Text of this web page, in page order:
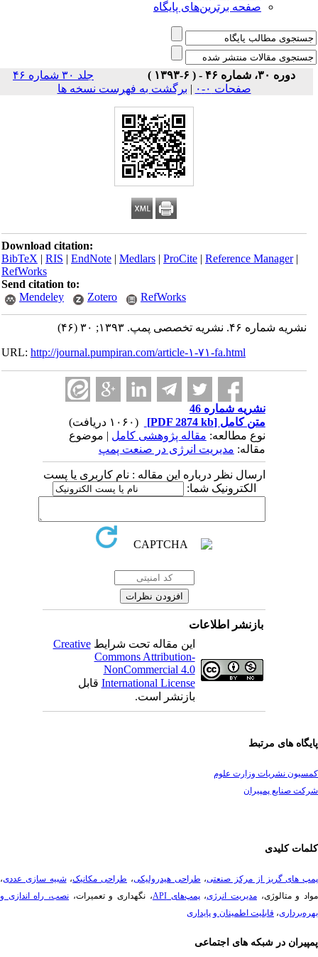
صفحه برترین‌های پایگاه
دوره ۳۰، شماره ۴۶ - ( ۶-۱۳۹۳ )
جلد ۳۰ شماره ۴۶
صفحات ۰-۰
| برگشت به فهرست نسخه ها
Download citation:
BibTeX|RIS|EndNote|Medlars|ProCite|Reference Manager
RefWorks
Send citation to:
Mendeley
Zotero RefWorks
نشریه شماره ۴۶. نشریه تخصصی پمپ. ۱۳۹۳; ۳۰ (۴۶)
URL:http://journal.pumpiran.com/article-۱-۷۱-fa.html
نشریه شماره 46
متن کامل[PDF 2874 kb]
نوع مطالعه:مقاله پژوهشی کامل| موضوع
مقاله:مدیریت انرژی در صنعت پمپ
ارسال نظر درباره این مقاله : نام کاربری یا پست
الکترونیک شما:
بازنشر اطلاعات
این مقاله تحت شرایطCreative
Commons Attribution-
NonCommercial 4.0
International Licenseقابل
بازنشر است.
های مرتبط
نشریات وزارت علوم
صنایع پمپیران
کلیدی
های گریز از مرکز صنعتی، طراحی هیدرولیکی، طراحی مکانیک،شبیه سازی عددی،
و متالوژی،مدیریت انرژی،پمپ‌های API ، نگهداری و تعمیرات،نصب، راه ­اندازی و
،قابلیت اطمینان و پایداری
در شبکه های اجتماعی